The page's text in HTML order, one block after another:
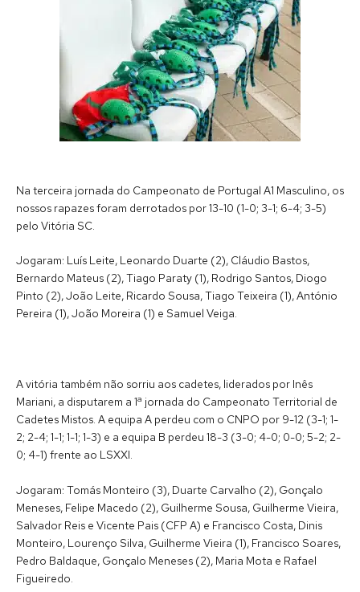
Na terceira jornada do Campeonato de Portugal A1 Masculino, os
nossos rapazes foram derrotados por 13-10 (1-0; 3-1; 6-4; 3-5)
pelo Vitória SC.
Jogaram: Luís Leite, Leonardo Duarte (2), Cláudio Bastos,
Bernardo Mateus (2), Tiago Paraty (1), Rodrigo Santos, Diogo
Pinto (2), João Leite, Ricardo Sousa, Tiago Teixeira (1), António
Pereira (1), João Moreira (1) e Samuel Veiga.
A vitória também não sorriu aos cadetes, liderados por Inês
Mariani, a disputarem a 1ª jornada do Campeonato Territorial de
Cadetes Mistos. A equipa A perdeu com o CNPO por 9-12 (3-1; 1-
2; 2-4; 1-1; 1-1; 1-3) e a equipa B perdeu 18-3 (3-0; 4-0; 0-0; 5-2; 2-
0; 4-1) frente ao LSXXI.
Jogaram: Tomás Monteiro (3), Duarte Carvalho (2), Gonçalo
Meneses, Felipe Macedo (2), Guilherme Sousa, Guilherme Vieira,
Salvador Reis e Vicente Pais (CFP A) e Francisco Costa, Dinis
Monteiro, Lourenço Silva, Guilherme Vieira (1), Francisco Soares,
Pedro Baldaque, Gonçalo Meneses (2), Maria Mota e Rafael
Figueiredo.